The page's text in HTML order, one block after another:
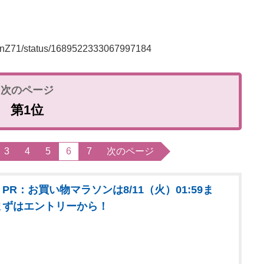
status/1689522333067997184
第1位
3 4 5 6 7 次のページ
：お買い物マラソンは8/11（火）01:59ま
はエントリーから！